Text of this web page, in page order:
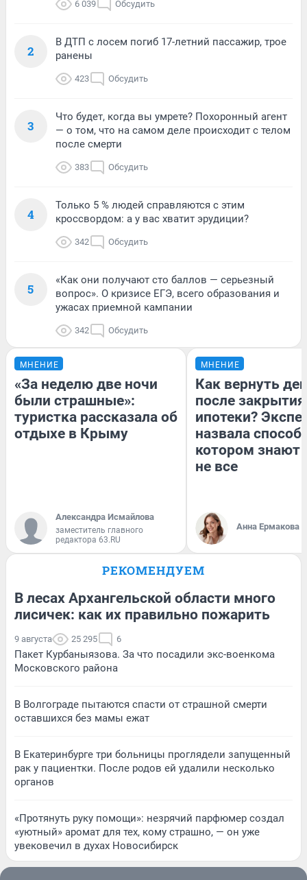
6 039 Обсудить
2
В ДТП с лосем погиб 17-летний пассажир, трое
ранены
423 Обсудить
3
Что будет, когда вы умрете? Похоронный агент
— о том, что на самом деле происходит с телом
после смерти
383 Обсудить
4
Только 5 % людей справляются с этим
кроссвордом: а у вас хватит эрудиции?
342 Обсудить
5
«Как они получают сто баллов — серьезный
вопрос». О кризисе ЕГЭ, всего образования и
ужасах приемной кампании
342 Обсудить
МНЕНИЕ
«За неделю две ночи
были страшные»:
туристка рассказала об
отдыхе в Крыму
Александра Исмайлова
заместитель главного
редактора 63.RU
МНЕНИЕ
Как вернуть
после закрытия
ипотеки?
назвала
котором знают
не все
Анна Ермакова
РЕКОМЕНДУЕМ
В лесах Архангельской области много
лисичек: как их правильно пожарить
9 августа 25 295 6
Пакет Курбаныязова. За что посадили экс-военкома
Московского района
В Волгограде пытаются спасти от страшной смерти
оставшихся без мамы ежат
В Екатеринбурге три больницы проглядели запущенный
рак у пациентки. После родов ей удалили несколько
органов
«Протянуть руку помощи»: незрячий парфюмер создал
«уютный» аромат для тех, кому страшно, — он уже
увековечил в духах Новосибирск